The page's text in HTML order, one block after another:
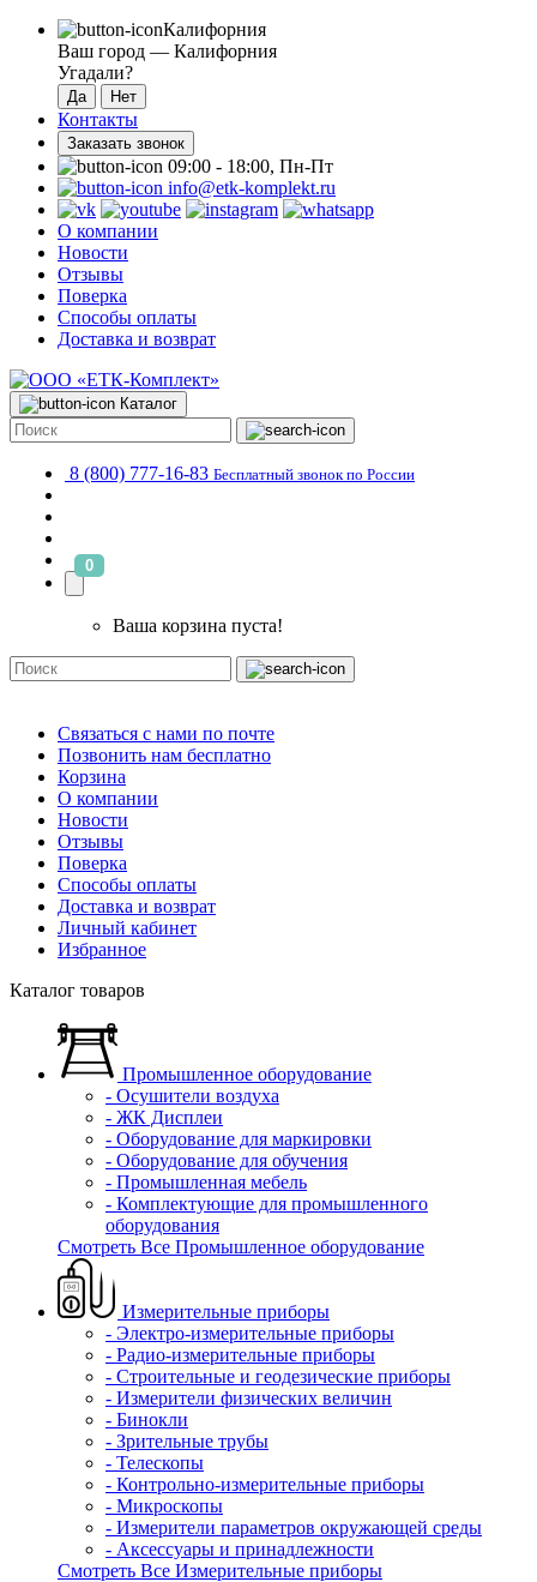
Калифорния
Ваш город — Калифорния
Угадали?
Контакты
Заказать звонок
09:00 - 18:00, Пн-Пт
info@etk-komplekt.ru
О компании
Новости
Отзывы
Поверка
Способы оплаты
Доставка и возврат
Каталог
8 (800) 777-16-83 Бесплатный звонок по России
0
Ваша корзина пуста!
Связаться с нами по почте
Позвонить нам бесплатно
Корзина
О компании
Новости
Отзывы
Поверка
Способы оплаты
Доставка и возврат
Личный кабинет
Избранное
Каталог товаров
Промышленное оборудование
- Осушители воздуха
- ЖК Дисплеи
- Оборудование для маркировки
- Оборудование для обучения
- Промышленная мебель
- Комплектующие для промышленного
оборудования
Смотреть Все Промышленное оборудование
Измерительные приборы
- Электро-измерительные приборы
- Радио-измерительные приборы
- Строительные и геодезические приборы
- Измерители физических величин
- Бинокли
- Зрительные трубы
- Телескопы
- Контрольно-измерительные приборы
- Микроскопы
- Измерители параметров окружающей среды
- Аксессуары и принадлежности
Смотреть Все Измерительные приборы